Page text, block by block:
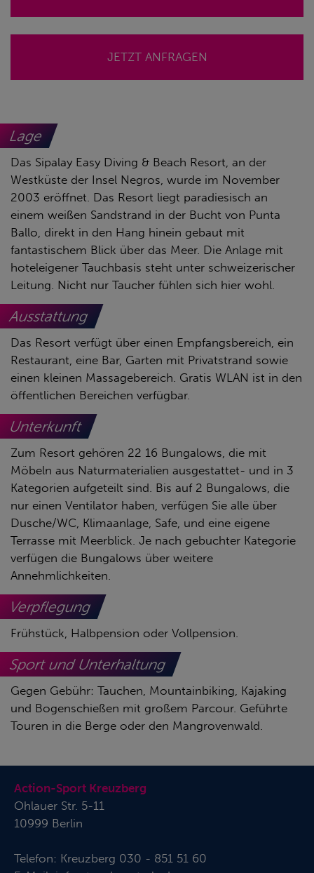
JETZT ANFRAGEN
Lage
Das Sipalay Easy Diving & Beach Resort, an der
Westküste der Insel Negros, wurde im November
2003 eröffnet. Das Resort liegt paradiesisch an
einem weißen Sandstrand in der Bucht von Punta
Ballo, direkt in den Hang hinein gebaut mit
fantastischem Blick über das Meer. Die Anlage mit
hoteleigener Tauchbasis steht unter schweizerischer
Leitung. Nicht nur Taucher fühlen sich hier wohl.
Ausstattung
Das Resort verfügt über einen Empfangsbereich, ein
Restaurant, eine Bar, Garten mit Privatstrand sowie
einen kleinen Massagebereich. Gratis WLAN ist in den
öffentlichen Bereichen verfügbar.
Unterkunft
Zum Resort gehören 22 16 Bungalows, die mit
Möbeln aus Naturmaterialien ausgestattet- und in 3
Kategorien aufgeteilt sind. Bis auf 2 Bungalows, die
nur einen Ventilator haben, verfügen Sie alle über
Dusche/WC, Klimaanlage, Safe, und eine eigene
Terrasse mit Meerblick. Je nach gebuchter Kategorie
verfügen die Bungalows über weitere
Annehmlichkeiten.
Verpflegung
Frühstück, Halbpension oder Vollpension.
Sport und Unterhaltung
Gegen Gebühr: Tauchen, Mountainbiking, Kajaking
und Bogenschießen mit großem Parcour. Geführte
Touren in die Berge oder den Mangrovenwald.
Action-Sport Kreuzberg
Ohlauer Str. 5-11
10999 Berlin
Telefon: Kreuzberg 030 - 851 51 60